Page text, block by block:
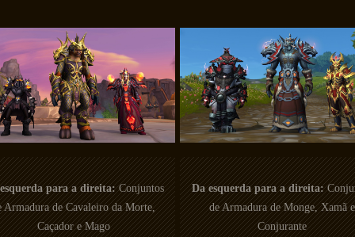
para a direita:Conjuntos
Armadura de Cavaleiro da Morte,
Caçador e Mago
Da esquerda para a direita:
de Armadura de Monge, Xamã e
Conjurante